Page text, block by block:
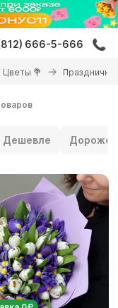
666-5-666
Цветы 💐
Дешевле Дороже